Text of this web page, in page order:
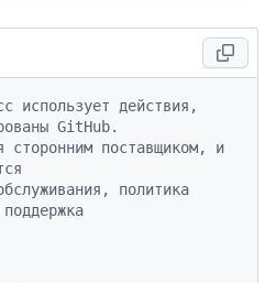
использует действия,
GitHub.
сторонним поставщиком, и
политика